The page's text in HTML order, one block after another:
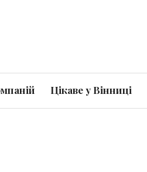
Цікаве у Вінниці